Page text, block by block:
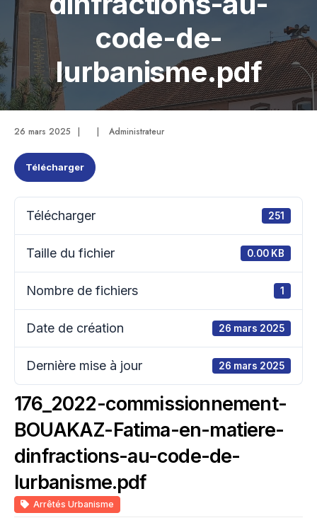
code-de-
lurbanisme.pdf
26 mars 2025 | | Administrateur
Télécharger
Télécharger 251
Taille du fichier 0.00 KB
Nombre de fichiers 1
Date de création 26 mars 2025
Dernière mise à jour 26 mars 2025
176_2022-commissionnement-
BOUAKAZ-Fatima-en-matiere-
dinfractions-au-code-de-
lurbanisme.pdf
Arrêtés Urbanisme